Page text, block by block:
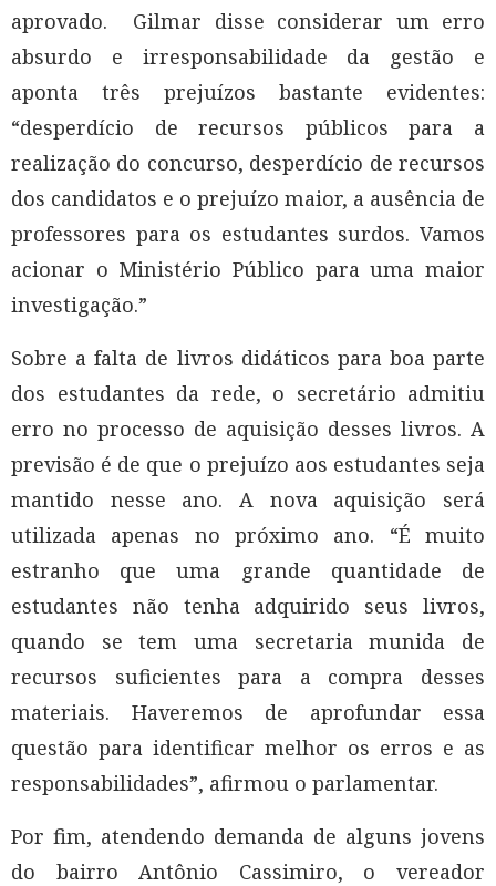
aprovado. Gilmar disse considerar um erro
absurdo e irresponsabilidade da gestão e
aponta três prejuízos bastante evidentes:
“desperdício de recursos públicos para a
realização do concurso, desperdício de recursos
dos candidatos e o prejuízo maior, a ausência de
professores para os estudantes surdos. Vamos
acionar o Ministério Público para uma maior
investigação.”
Sobre a falta de livros didáticos para boa parte
dos estudantes da rede, o secretário admitiu
erro no processo de aquisição desses livros. A
previsão é de que o prejuízo aos estudantes seja
mantido nesse ano. A nova aquisição será
utilizada apenas no próximo ano. “É muito
estranho que uma grande quantidade de
estudantes não tenha adquirido seus livros,
quando se tem uma secretaria munida de
recursos suficientes para a compra desses
materiais. Haveremos de aprofundar essa
questão para identificar melhor os erros e as
responsabilidades”, afirmou o parlamentar.
Por fim, atendendo demanda de alguns jovens
do bairro Antônio Cassimiro, o vereador